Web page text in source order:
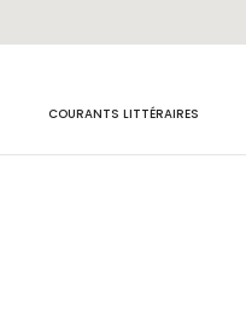
COURANTS LITTÉRAIRES